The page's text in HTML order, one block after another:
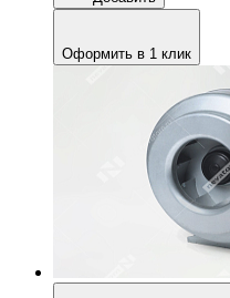
Оформить в 1 клик